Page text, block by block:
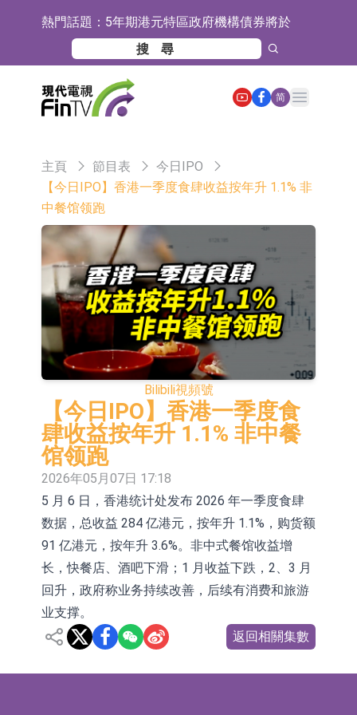
熱門話題： 5年期港元特區政府機構債券將於
2026年8月12日透過重開進行投標
1年期港元隔夜平均指數掛鉤債券將
於2026年8月12日進行投標
香港證監會就中國糖果前高管的失當
行為取得13年取消資格令
【異動股】港股跌幅榜前十，融信中
團(02215.HK)跌35.71%
統工程股權(02902.HK)漲+218.75%，
地緯智能：暫未開展對外的語料商業
PCB、電子元器件等電子及機械產業
鏈一站式研發智造服務
工信部：鼓勵民爆企業依法依規實施
重組整合
工信部：到2030年形成3-5家具有較
強國際運營能力的大型民爆企業集團
因美納：首批由中國生產製造基地生
產的本土化產品完成客戶交付
魯陽節能：公司汽車襯墊 CCMAX、
E2K、HBD系列產品已實現量產銷售
日韓股市收盤雙雙下挫
北京君正：預計後續仍將主要採用季
度調價的模式
【異動股】汽車整車板塊下挫，北汽
藍谷(600733.CN)跌6.38%
【異動股】港股漲幅榜前十，生物係
統工程股權(02902.HK)漲+231.25%，
中國智能健康(00348.HK)漲+133.33%
【異動股】鎢板塊拉升，中鎢高新
(000657.CN)漲7.24%
【異動股】昨日打二板以上表現板塊
拉升，欣天科技(300615.CN)漲
19.97%
【異動股】港股跌幅榜前十，天瑞汽
車内飾(06162.HK)跌18.00%，德信服
務集團(02215.HK)跌16.33%
和光智成完成天使輪數千萬融資
10年期港元特區政府機構債券將於
简
Open main menu
主頁 節目表
今日IPO
【今日IPO】香港一季度食肆收益按年升 1.1% 非
中餐馆领跑
Bilibili視頻號
【今日IPO】香港一季度食
肆收益按年升 1.1% 非中餐
馆领跑
2026年05月07日 17:18
5 月 6 日，香港统计处发布 2026 年一季度食肆
数据，总收益 284 亿港元，按年升 1.1%，购货额
91 亿港元，按年升 3.6%。非中式餐馆收益增
长，快餐店、酒吧下滑；1 月收益下跌，2、3 月
回升，政府称业务持续改善，后续有消费和旅游
业支撑。
返回相關集數